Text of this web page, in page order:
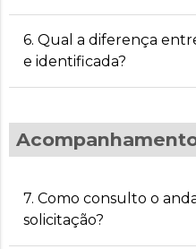
6. Qual a diferença
e identificada?
7. Como consulto o
solicitação?